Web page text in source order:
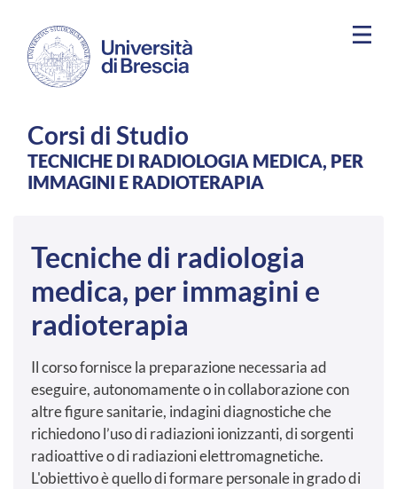
Corsi di Studio
TECNICHE DI RADIOLOGIA MEDICA, PER
IMMAGINI E RADIOTERAPIA
Tecniche di radiologia
medica, per immagini e
radioterapia
Il corso fornisce la preparazione necessaria ad
eseguire, autonomamente o in collaborazione con
altre figure sanitarie, indagini diagnostiche che
richiedono l’uso di radiazioni ionizzanti, di sorgenti
radioattive o di radiazioni elettromagnetiche.
L'obiettivo è quello di formare personale in grado di